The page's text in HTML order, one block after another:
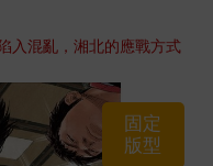
混亂，湘北的應戰方式
固定
版型